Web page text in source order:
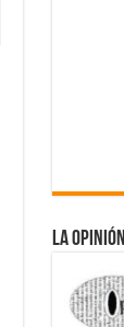
La Opinión